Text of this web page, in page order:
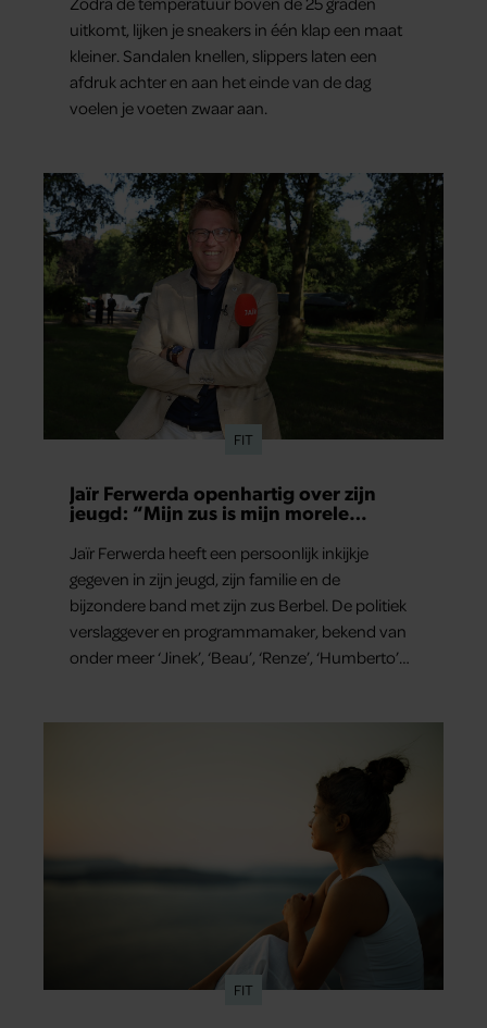
uitkomt, lijken je sneakers in één klap een maat
kleiner. Sandalen knellen, slippers laten een
afdruk achter en aan het einde van de dag
voelen je voeten zwaar aan.
FIT
Jaïr Ferwerda openhartig over zijn
jeugd: “Mijn zus is mijn morele
Jaïr Ferwerda heeft een persoonlijk inkijkje
gegeven in zijn jeugd, zijn familie en de
bijzondere band met zijn zus Berbel. De politiek
verslaggever en programmamaker, bekend van
onder meer ‘Jinek’, ‘Beau’, ‘Renze’, ‘Humberto’
FIT